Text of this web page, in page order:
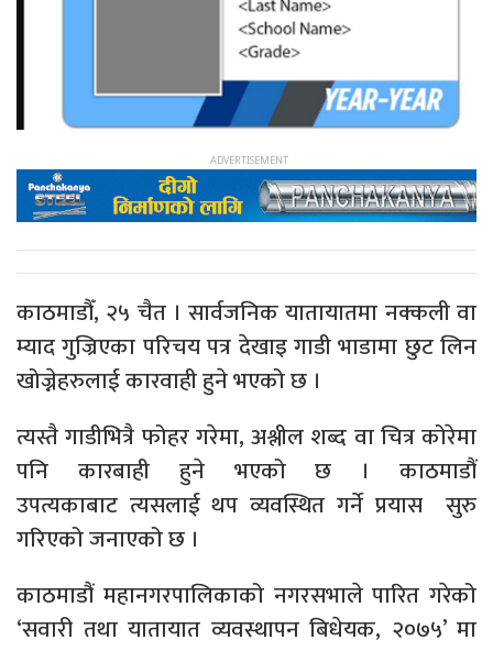
काठमाडौँ, २५ चैत । सार्वजनिक यातायातमा नक्कली वा
म्याद गुज्रिएका परिचय पत्र देखाइ गाडी भाडामा छुट लिन
खोज्नेहरुलाई कारवाही हुने भएको छ ।
त्यस्तै गाडीभित्रै फोहर गरेमा, अश्लील शब्द वा चित्र कोरेमा
पनि कारबाही हुने भएको छ । काठमाडौं
उपत्यकाबाट त्यसलाई थप व्यवस्थित गर्ने प्रयास सुरु
गरिएको जनाएको छ ।
काठमाडौं महानगरपालिकाको नगरसभाले पारित गरेको
‘सवारी तथा यातायात व्यवस्थापन बिधेयक, २०७५’ मा